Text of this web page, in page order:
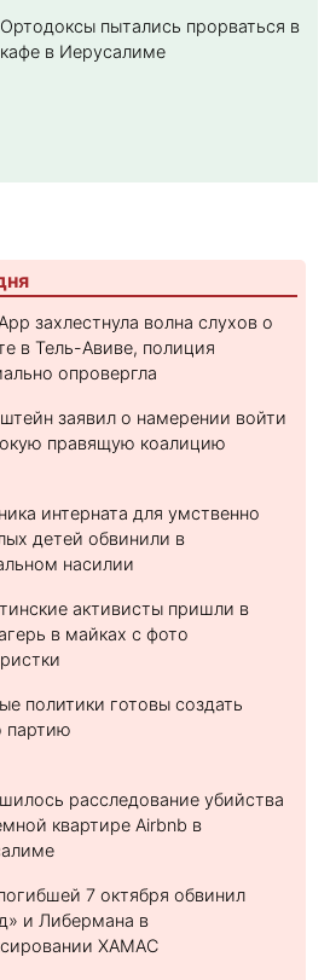
Ортодоксы пытались прорваться в
кафе в Иерусалиме
захлестнула волна слухов о
в Тель-Авиве, полиция
опровергла
заявил о намерении войти
правящую коалицию
интерната для умственно
детей обвинили в
насилии
активисты пришли в
в майках с фото
политики готовы создать
партию
расследование убийства
квартире Airbnb в
7 октября обвинил
и Либермана в
ХАМАС